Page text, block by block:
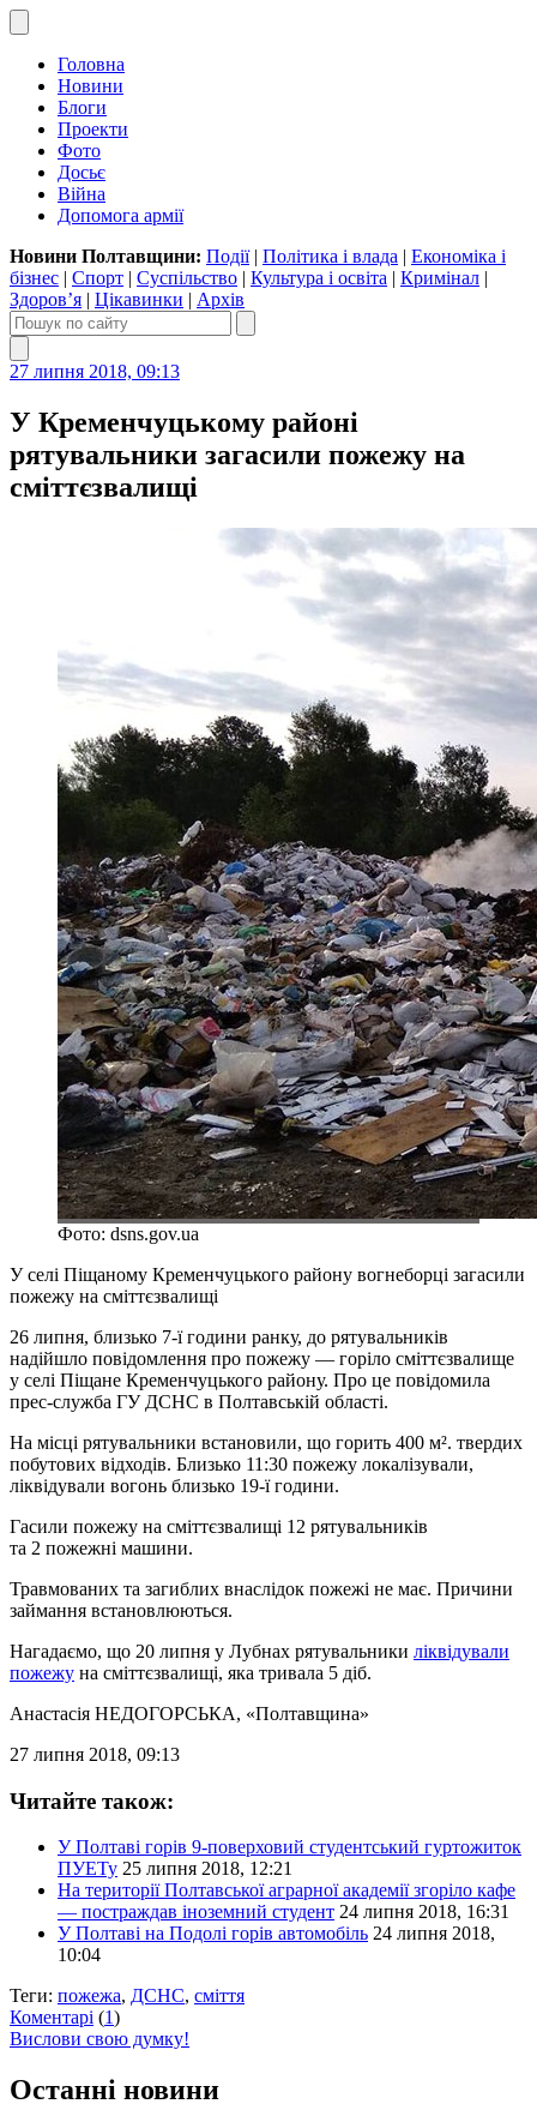
Головна
Новини
Блоги
Проекти
Фото
Досьє
Війна
Допомога армії
Новини Полтавщини: Події| Політика і влада | Економіка і
бізнес | Спорт | Суспільство | Культура і освіта | Кримінал |
Здоров’я | Цікавинки | Архів
27 липня 2018, 09:13
У Кременчуцькому районі
рятувальники загасили пожежу на
сміттєзвалищі
Фото: dsns.gov.ua
У селі Піщаному Кременчуцького району вогнеборці загасили
пожежу на сміттєзвалищі
26 липня, близько 7-ї години ранку, до рятувальників
надійшло повідомлення про пожежу — горіло сміттєзвалище
у селі Піщане Кременчуцького району. Про це повідомила
прес-служба ГУ ДСНС в Полтавській області.
На місці рятувальники встановили, що горить 400 м². твердих
побутових відходів. Близько 11:30 пожежу локалізували,
ліквідували вогонь близько 19-ї години.
Гасили пожежу на сміттєзвалищі 12 рятувальників
та 2 пожежні машини.
Травмованих та загиблих внаслідок пожежі не має. Причини
займання встановлюються.
Нагадаємо, що 20 липня у Лубнах рятувальники ліквідували
пожежу на сміттєзвалищі, яка тривала 5 діб.
Анастасія НЕДОГОРСЬКА, «Полтавщина»
27 липня 2018, 09:13
Читайте також:
У Полтаві горів 9-поверховий студентський гуртожиток
ПУЕТу 25 липня 2018, 12:21
На території Полтавської аграрної академії згоріло кафе
— постраждав іноземний студент 24 липня 2018, 16:31
У Полтаві на Подолі горів автомобіль 24 липня 2018,
10:04
Теги: пожежа, ДСНС, сміття
Коментарі (1)
Вислови свою думку!
Останні новини